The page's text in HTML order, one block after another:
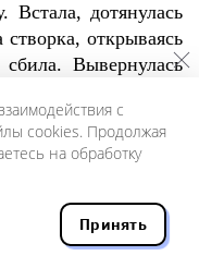
Встала, дотянулась
открываясь
Вывернулась
страшные тени
Жутко захотелось
ноги переломать,
с
cookies. Продолжая
на обработку
Принять